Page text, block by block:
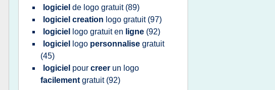
logiciel de logo gratuit (89)
logiciel creation logo gratuit (97)
logiciel
logo gratuiten ligne (92)
logiciel
logo personnalise gratuit
(45)
logiciel pour creer un logo
facilement gratuit (92)